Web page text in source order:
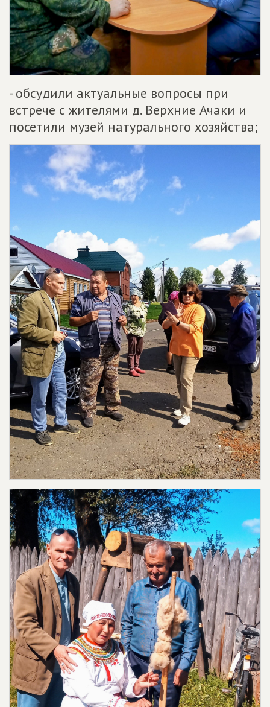
- обсудили актуальные вопросы при
встрече с жителями д. Верхние Ачаки и
посетили музей натурального хозяйства;